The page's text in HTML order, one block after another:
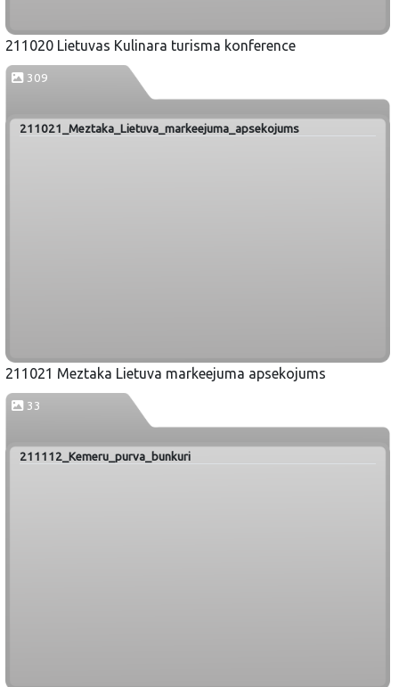
211020 Lietuvas Kulinara turisma konference
309
211021_Meztaka_Lietuva_markeejuma_apsekojums
211021 Meztaka Lietuva markeejuma apsekojums
33
211112_Kemeru_purva_bunkuri